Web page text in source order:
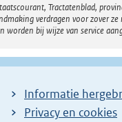
Tractatenblad,
verdragen voor zover
worden bij wijze van service
Informatie
Privacy en cookies